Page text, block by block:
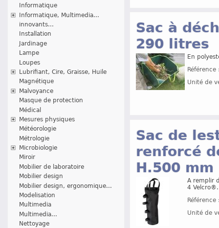
Informatique
Informatique, Multimedia...
innovants...
Installation
Jardinage
Lampe
Loupes
Lubrifiant, Cire, Graisse, Huile
Magnétique
Malvoyance
Masque de protection
Médical
Mesures physiques
Météorologie
Métrologie
Microbiologie
Miroir
Mobilier de laboratoire
Mobilier design
Mobilier design, ergonomique...
Modelisation
Multimedia
Multimedia...
Nettoyage
Sac à
290 litres
En
Unité de
Sac de
renforcé
H.500 mm
A remplir
4 Velcro®.
Unité de